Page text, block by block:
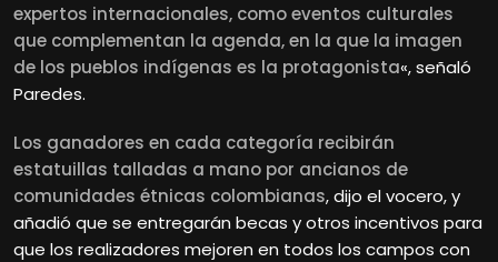
expertos internacionales, como eventos culturales
que complementan la agenda, en la que la imagen
de los pueblos indígenas es la protagonista«, señaló
Paredes.
Los ganadores en cada categoría recibirán
estatuillas talladas a mano por ancianos de
comunidades étnicas colombianas, dijo el vocero, y
añadió que se entregarán becas y otros incentivos para
que los realizadores mejoren en todos los campos con